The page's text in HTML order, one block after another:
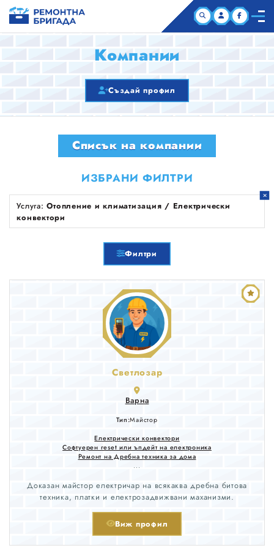
КОМПАНИИ
ЗА НАС
Компании
Създай профил
Списък на компании
ИЗБРАНИ ФИЛТРИ
Услуга:Отопление и климатизация / Електрически
конвектори
Филтри
Светлозар
Варна
Тип:Майстор
Електрически конвектори
Софтуерен reset или ъпдейт на електроника
Ремонт на Дребна техника за дома
...
Доказан майстор електричар на всякаква дребна битова
техника, платки и електрозадвижвани маханизми.
Виж профил